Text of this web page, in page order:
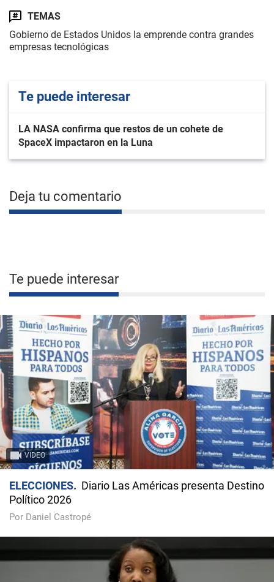
TEMAS
Gobierno de Estados Unidos la emprende contra grandes
empresas tecnológicas
Te puede interesar
LA NASA confirma que restos de un cohete de
SpaceX impactaron en la Luna
Deja tu comentario
Te puede interesar
VIDEO
ELECCIONES
Diario Las Américas presenta Destino
Político 2026
Por Daniel Castropé